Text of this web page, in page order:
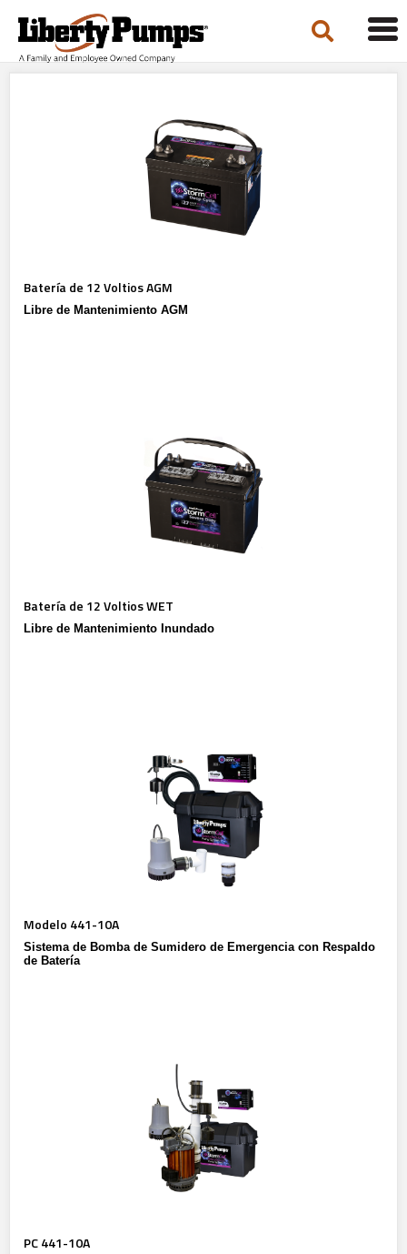
Batería de 12 Voltios AGM
Libre de Mantenimiento AGM
Batería de 12 Voltios WET
Libre de Mantenimiento Inundado
Modelo 441-10A
Sistema de Bomba de Sumidero de Emergencia con Respaldo
de Batería
PC 441-10A